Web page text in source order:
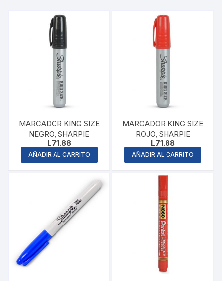
MARCADOR KING SIZE
NEGRO, SHARPIE
L71.88
AÑADIR AL CARRITO
MARCADOR KING SIZE
ROJO, SHARPIE
L71.88
AÑADIR AL CARRITO